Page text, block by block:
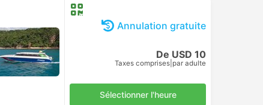
Annulation gratuite
De USD 10
Taxes comprises par adulte
Sélectionner l'heure